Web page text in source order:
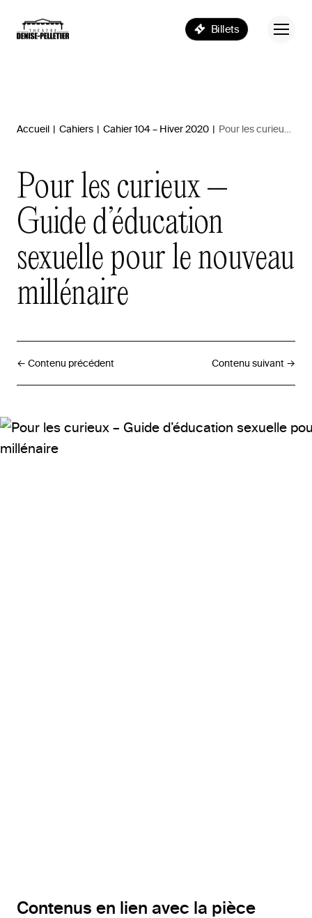
Billets
Accueil | Cahiers | Cahier 104 – Hiver 2020 | Pour les curieux – Guide d’éducation sexuelle pour le nouveau millénaire
Pour les curieux–
Guide d’éducation
sexuelle pour le nouveau
millénaire
← Contenu précédent Contenu suivant →
Contenus en lien avec la pièce